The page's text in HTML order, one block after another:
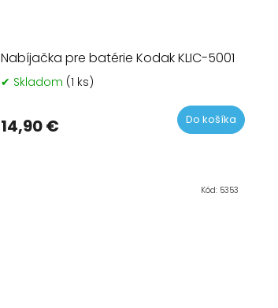
Nabíjačka pre batérie Kodak KLIC-5001
✔ Skladom (1 ks)
14,90 € Do košíka
Kód: 5353